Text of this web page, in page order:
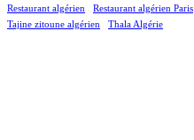
Restaurant algérien
Restaurant algérien Paris
Tajine zitoune algérien Thala Algérie